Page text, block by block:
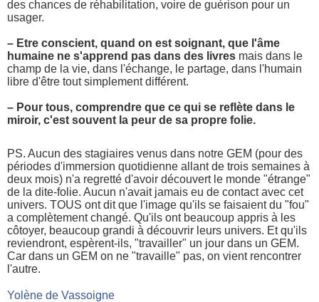
des chances de réhabilitation, voire de guérison pour un
usager.
– Etre conscient, quand on est soignant, que l'âme
humaine ne s'apprend pas dans des livres mais dans le
champ de la vie, dans l'échange, le partage, dans l'humain
libre d'être tout simplement différent.
– Pour tous, comprendre que ce qui se reflète dans le
miroir, c'est souvent la peur de sa propre folie.
PS. Aucun des stagiaires venus dans notre GEM (pour des
périodes d'immersion quotidienne allant de trois semaines à
deux mois) n'a regretté d'avoir découvert le monde "étrange"
de la dite-folie. Aucun n'avait jamais eu de contact avec cet
univers. TOUS ont dit que l'image qu'ils se faisaient du "fou"
a complètement changé. Qu'ils ont beaucoup appris à les
côtoyer, beaucoup grandi à découvrir leurs univers. Et qu'ils
reviendront, espèrent-ils, "travailler" un jour dans un GEM.
Car dans un GEM on ne "travaille" pas, on vient rencontrer
l'autre.
Yolène de Vassoigne